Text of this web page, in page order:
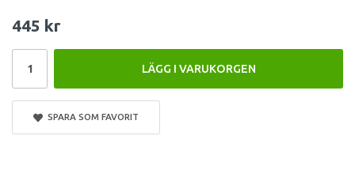
445 kr
LÄGG I VARUKORGEN
SPARA SOM FAVORIT